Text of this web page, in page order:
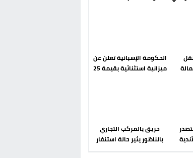
الحكومة الإسبانية تعلن عن
ميزانية استثنائية بقيمة 25
حريق بالمركب التجاري
بالناظور يثير حالة استنفار